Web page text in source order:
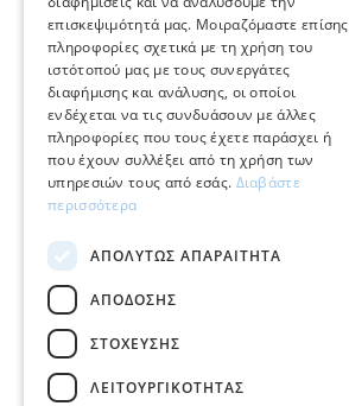
Φροντίδα και επισκευή κοσμημάτων
Όροι χρήσης
Επιστροφές
Πολιτική πληρωμών
Πολιτική αποστολών
Ο λογαριασμός μου
Επικοινωνία
επισκεψιμότητά μας. Μοιραζόμαστε επίσης
πληροφορίες σχετικά με τη χρήση του
ιστότοπού μας με τους συνεργάτες
διαφήμισης και ανάλυσης, οι οποίοι
ενδέχεται να τις συνδυάσουν με άλλες
πληροφορίες που τους έχετε παράσχει ή
που έχουν συλλέξει από τη χρήση των
υπηρεσιών τους από εσάς. Διαβάστε
περισσότερα
ΑΠΟΛΎΤΩΣ ΑΠΑΡΑΊΤΗΤΑ
ΑΠΌΔΟΣΗΣ
ΣΤΌΧΕΥΣΗΣ
ΛΕΙΤΟΥΡΓΙΚΌΤΗΤΑΣ